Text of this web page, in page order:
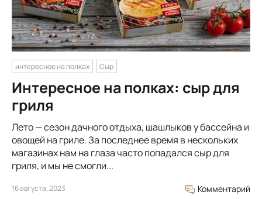
интересное на полках Сыр
Интересное на полках: сыр для
гриля
Лето — сезон дачного отдыха, шашлыков у бассейна и
овощей на гриле. За последнее время в нескольких
магазинах нам на глаза часто попадался сыр для
гриля, и мы не смогли...
16 августа, 2023 Комментарий